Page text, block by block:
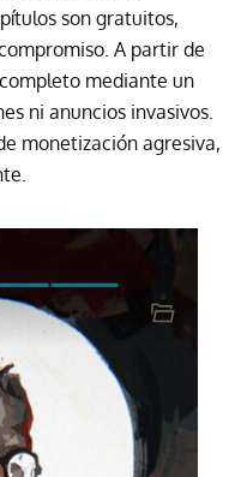
son gratuitos,
A partir de
mediante un
ni anuncios invasivos.
monetización agresiva,